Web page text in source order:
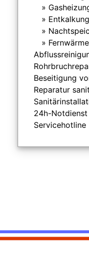
Entkalkung
Fernwärme
Beseitigung
Reparatur
24h-Notdienst
Servicehotline